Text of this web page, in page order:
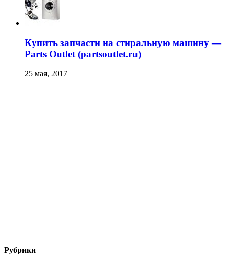
Купить запчасти на стиральную машину —
Parts Outlet (partsoutlet.ru)
25 мая, 2017
Рубрики